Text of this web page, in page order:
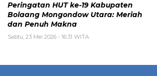
Peringatan HUT ke-19 Kabupaten
Bolaang Mongondow Utara: Meriah
dan Penuh Makna
Sabtu, 23 Mei 2026 - 16:31 WITA